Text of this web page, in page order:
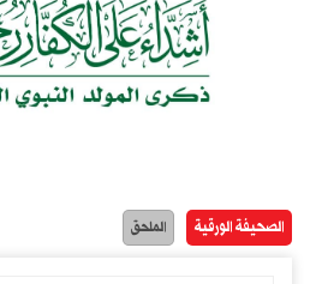
الصحيفة الورقية الملحق